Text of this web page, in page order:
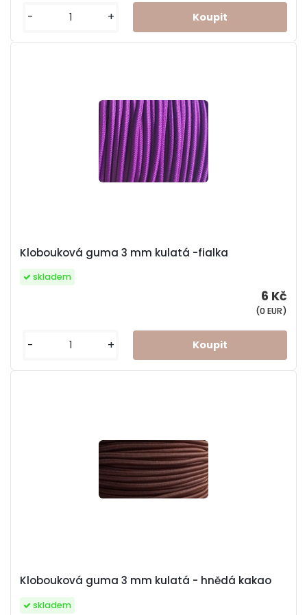
- +
Klobouková guma 3 mm kulatá -fialka
6 Kč
(0 EUR)
skladem
- +
Klobouková guma 3 mm kulatá - hnědá kakao
skladem